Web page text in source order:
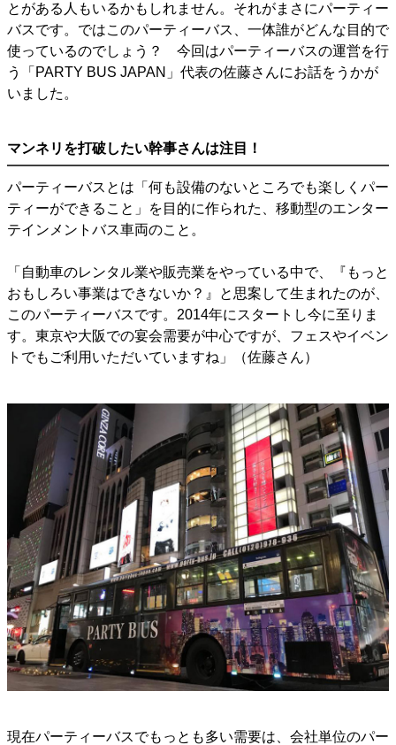
とがある人もいるかもしれません。それがまさにパーティー
バスです。ではこのパーティーバス、一体誰がどんな目的で
使っているのでしょう？ 今回はパーティーバスの運営を行
う「PARTY BUS JAPAN」代表の佐藤さんにお話をうかが
いました。
マンネリを打破したい幹事さんは注目！
パーティーバスとは「何も設備のないところでも楽しくパー
ティーができること」を目的に作られた、移動型のエンター
テインメントバス車両のこと。
「自動車のレンタル業や販売業をやっている中で、『もっと
おもしろい事業はできないか？』と思案して生まれたのが、
このパーティーバスです。2014年にスタートし今に至りま
す。東京や大阪での宴会需要が中心ですが、フェスやイベン
トでもご利用いただいていますね」（佐藤さん）
現在パーティーバスでもっとも多い需要は、会社単位のパー